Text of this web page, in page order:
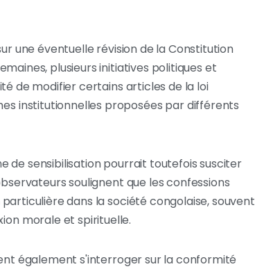
une éventuelle révision de la Constitution
plusieurs initiatives politiques et
de modifier certains articles de la loi
institutionnelles proposées par différents
de sensibilisation pourrait toutefois susciter
soulignent que les confessions
dans la société congolaise, souvent
morale et spirituelle.
également s'interroger sur la conformité